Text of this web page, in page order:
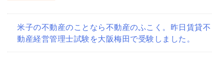
米子の不動産のことなら不動産のふこく。昨日賃貸不
動産経営管理士試験を大阪梅田で受験しました。